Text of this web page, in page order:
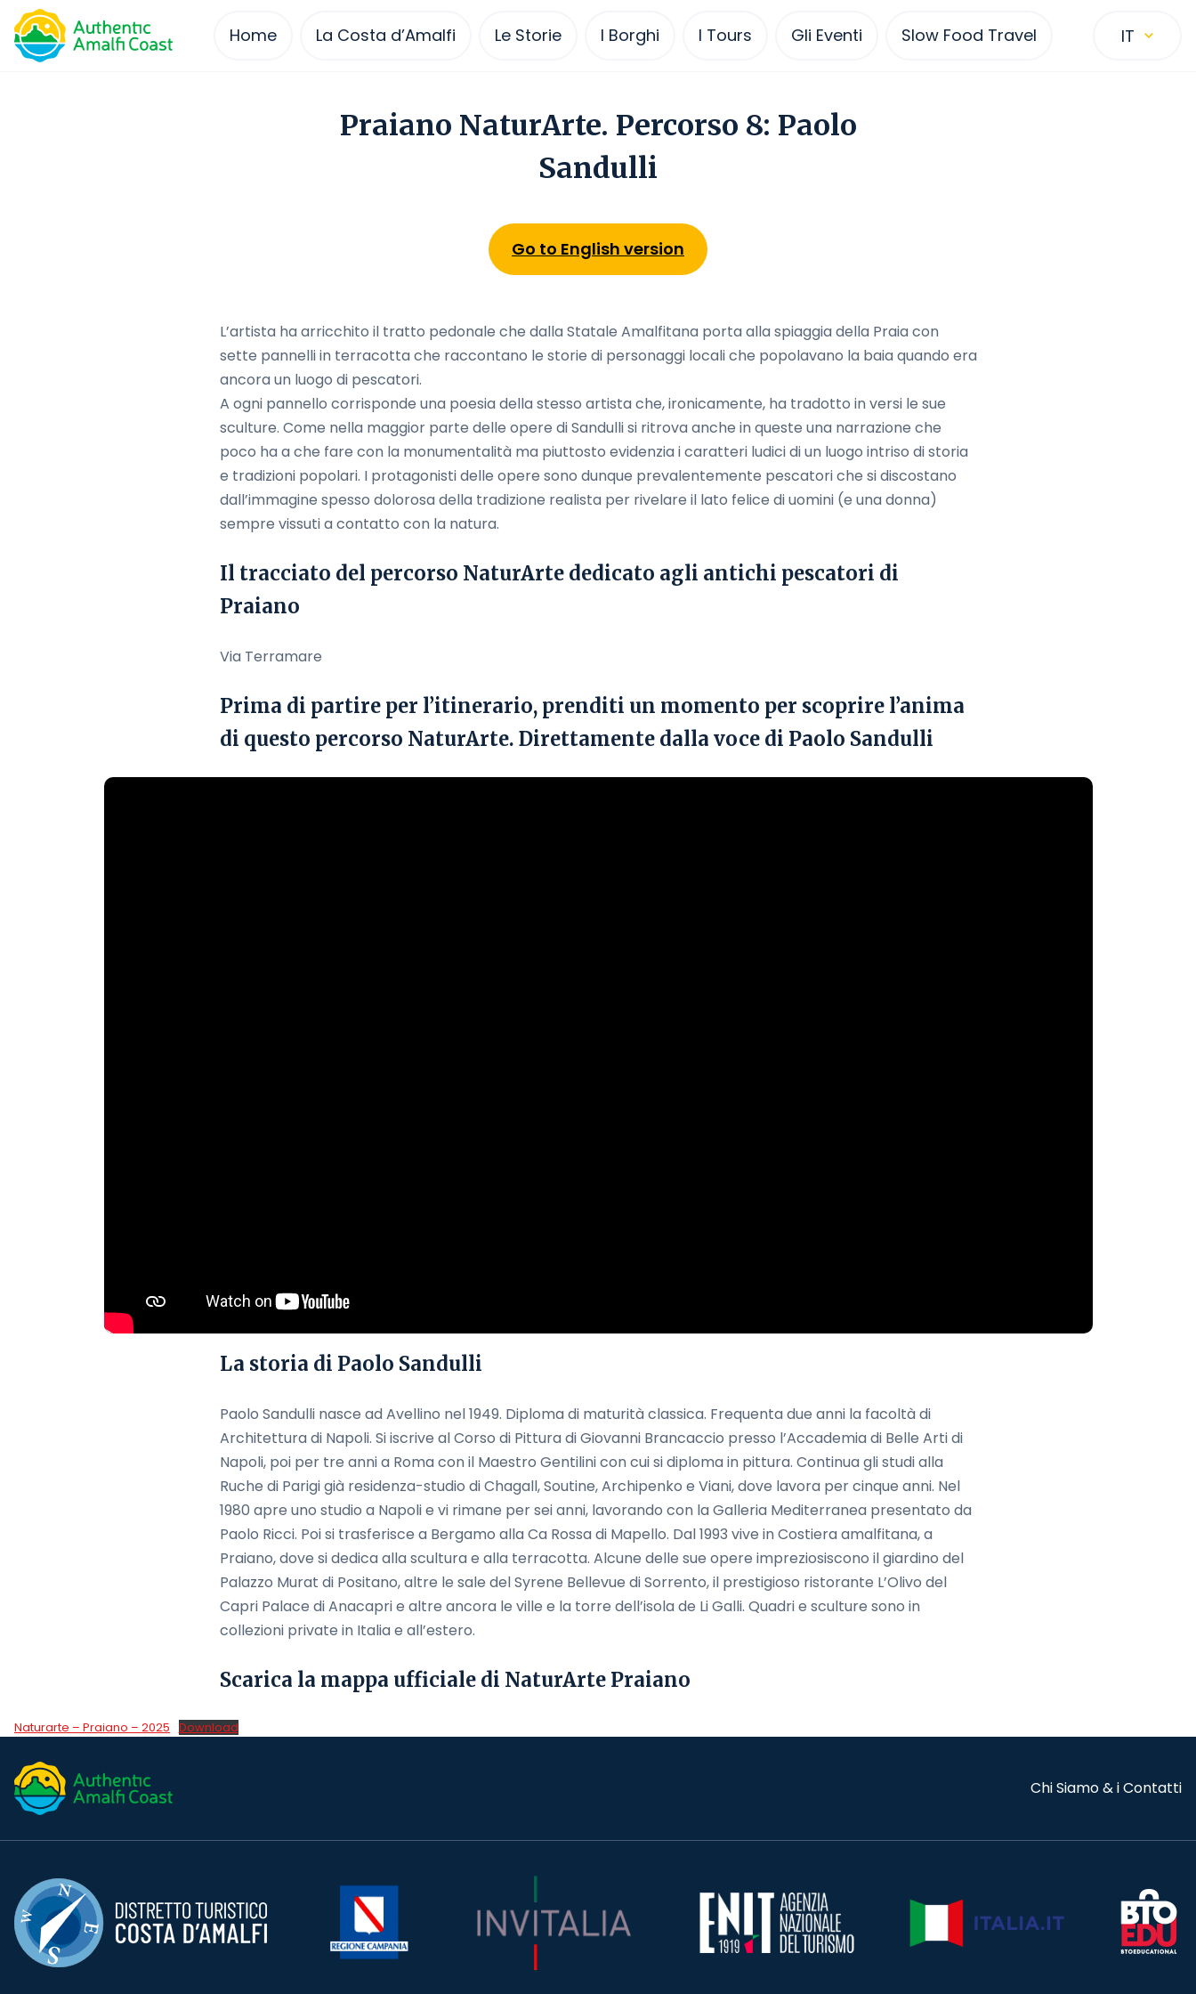
Home La Costa d’Amalfi Le Storie I Borghi I Tours Gli Eventi Slow Food Travel IT
Praiano NaturArte. Percorso 8: Paolo
Sandulli
Go to English version
L’artista ha arricchito il tratto pedonale che dalla Statale Amalfitana porta alla spiaggia della Praia con
sette pannelli in terracotta che raccontano le storie di personaggi locali che popolavano la baia quando era
ancora un luogo di pescatori.
A ogni pannello corrisponde una poesia della stesso artista che, ironicamente, ha tradotto in versi le sue
sculture. Come nella maggior parte delle opere di Sandulli si ritrova anche in queste una narrazione che
poco ha a che fare con la monumentalità ma piuttosto evidenzia i caratteri ludici di un luogo intriso di storia
e tradizioni popolari. I protagonisti delle opere sono dunque prevalentemente pescatori che si discostano
dall’immagine spesso dolorosa della tradizione realista per rivelare il lato felice di uomini (e una donna)
sempre vissuti a contatto con la natura.
Il tracciato del percorso NaturArte dedicato agli antichi pescatori di
Praiano
Via Terramare
Prima di partire per l’itinerario, prenditi un momento per scoprire l’anima
di questo percorso NaturArte. Direttamente dalla voce di Paolo Sandulli
La storia di Paolo Sandulli
Paolo Sandulli nasce ad Avellino nel 1949. Diploma di maturità classica. Frequenta due anni la facoltà di
Architettura di Napoli. Si iscrive al Corso di Pittura di Giovanni Brancaccio presso l’Accademia di Belle Arti di
Napoli, poi per tre anni a Roma con il Maestro Gentilini con cui si diploma in pittura. Continua gli studi alla
Ruche di Parigi già residenza-studio di Chagall, Soutine, Archipenko e Viani, dove lavora per cinque anni. Nel
1980 apre uno studio a Napoli e vi rimane per sei anni, lavorando con la Galleria Mediterranea presentato da
Paolo Ricci. Poi si trasferisce a Bergamo alla Ca Rossa di Mapello. Dal 1993 vive in Costiera amalfitana, a
Praiano, dove si dedica alla scultura e alla terracotta. Alcune delle sue opere impreziosiscono il giardino del
Palazzo Murat di Positano, altre le sale del Syrene Bellevue di Sorrento, il prestigioso ristorante L’Olivo del
Capri Palace di Anacapri e altre ancora le ville e la torre dell’isola de Li Galli. Quadri e sculture sono in
collezioni private in Italia e all’estero.
Scarica la mappa ufficiale di NaturArte Praiano
Naturarte – Praiano – 2025 Download
Chi Siamo & i Contatti